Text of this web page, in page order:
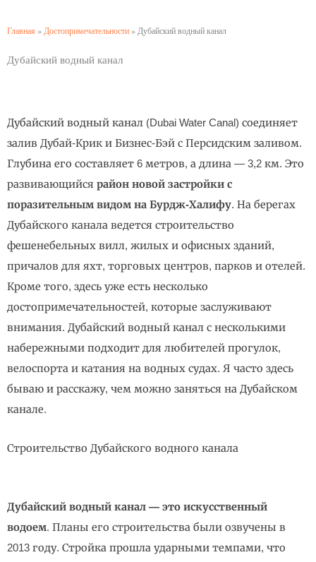
Главная » Достопримечательности» Дубайский водный канал
Дубайский водный канал
Дубайский водный канал (Dubai Water Canal) соединяет
залив Дубай-Крик и Бизнес-Бэй с Персидским заливом.
Глубина его составляет 6 метров, а длина — 3,2 км. Это
развивающийся район новой застройки с
поразительным видом на Бурдж-Халифу. На берегах
Дубайского канала ведется строительство
фешенебельных вилл, жилых и офисных зданий,
причалов для яхт, торговых центров, парков и отелей.
Кроме того, здесь уже есть несколько
достопримечательностей, которые заслуживают
внимания. Дубайский водный канал с несколькими
набережными подходит для любителей прогулок,
велоспорта и катания на водных судах. Я часто здесь
бываю и расскажу, чем можно заняться на Дубайском
канале.
Строительство Дубайского водного канала
Дубайский водный канал — это искусственный
водоем. Планы его строительства были озвучены в
2013 году. Стройка прошла ударными темпами, что